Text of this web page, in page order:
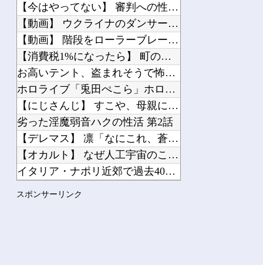
Powered by livedoor 相互RSS
【今はやってない】 審判への性接待疑惑…大韓サッカー協会が声...
【動画】 ウクライナのダンサーの驚くべき超絶足技ダンスが凄す...
【動画】 階段をローラーブレードで滑り降りる女性
【消費税1%になったら】 町のお弁当屋さん「申し訳ないがその...
お高いテント、盗まれそうで怖くない？
ホロライブ「兎田ぺこら」ホロ夏アモアス炎上！嘘が嫌い「姫森ル...
【にじさんじ】 すこや、母親に「ゴミ持ってきなさいよ！」→ ...
劣った淫魔弱音ハクの性活 第2話
【デレマス】 凛「なにこれ、蒼穹のファフナー？」モバP「資料...
【オカルト】 なぜ人工宇宙のこの世界の方が、本物の宇宙より本...
イタリア・ナポリ近郊で過去40年で最大規模の地震「M4.7」...
スポンサーリンク